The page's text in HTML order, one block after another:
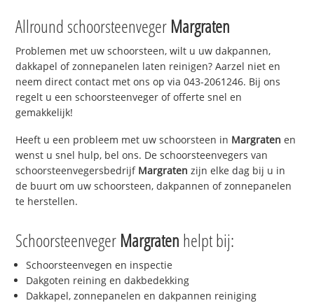
Allround schoorsteenveger Margraten
Problemen met uw schoorsteen, wilt u uw dakpannen,
dakkapel of zonnepanelen laten reinigen? Aarzel niet en
neem direct contact met ons op via 043-2061246. Bij ons
regelt u een schoorsteenveger of offerte snel en
gemakkelijk!
Heeft u een probleem met uw schoorsteen in Margraten en
wenst u snel hulp, bel ons. De schoorsteenvegers van
schoorsteenvegersbedrijf Margraten zijn elke dag bij u in
de buurt om uw schoorsteen, dakpannen of zonnepanelen
te herstellen.
Schoorsteenveger Margraten helpt bij:
Schoorsteenvegen en inspectie
Dakgoten reining en dakbedekking
Dakkapel, zonnepanelen en dakpannen reiniging